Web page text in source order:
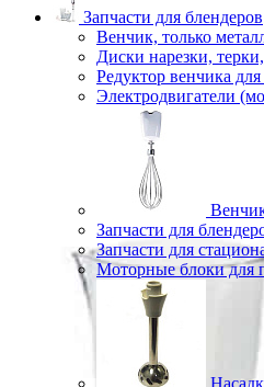
Запчасти для блендеров
Венчик, только
Диски нарезки,
Редуктор венчика для
Электродвигатели
Запчасти для
Запчасти для
Моторные блоки для